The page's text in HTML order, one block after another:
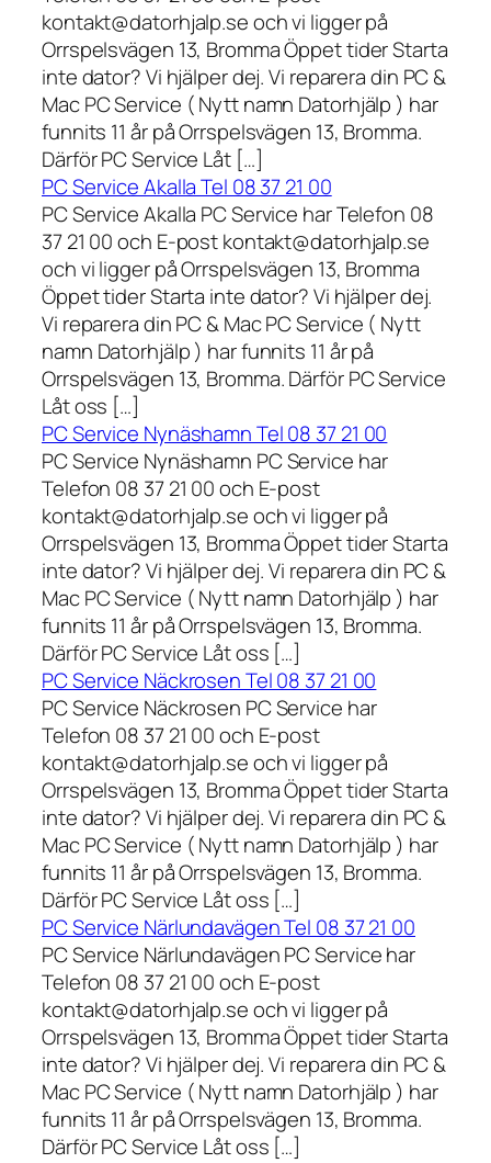
kontakt@datorhjalp.se och vi ligger på
Orrspelsvägen 13, Bromma Öppet tider Starta
inte dator? Vi hjälper dej. Vi reparera din PC &
Mac PC Service ( Nytt namn Datorhjälp ) har
funnits 11 år på Orrspelsvägen 13, Bromma.
Därför PC Service Låt […]
PC Service Akalla Tel 08 37 21 00
PC Service Akalla PC Service har Telefon 08
37 21 00 och E-post kontakt@datorhjalp.se
och vi ligger på Orrspelsvägen 13, Bromma
Öppet tider Starta inte dator? Vi hjälper dej.
Vi reparera din PC & Mac PC Service ( Nytt
namn Datorhjälp ) har funnits 11 år på
Orrspelsvägen 13, Bromma. Därför PC Service
Låt oss […]
PC Service Nynäshamn Tel 08 37 21 00
PC Service Nynäshamn PC Service har
Telefon 08 37 21 00 och E-post
kontakt@datorhjalp.se och vi ligger på
Orrspelsvägen 13, Bromma Öppet tider Starta
inte dator? Vi hjälper dej. Vi reparera din PC &
Mac PC Service ( Nytt namn Datorhjälp ) har
funnits 11 år på Orrspelsvägen 13, Bromma.
Därför PC Service Låt oss […]
PC Service Näckrosen Tel 08 37 21 00
PC Service Näckrosen PC Service har
Telefon 08 37 21 00 och E-post
kontakt@datorhjalp.se och vi ligger på
Orrspelsvägen 13, Bromma Öppet tider Starta
inte dator? Vi hjälper dej. Vi reparera din PC &
Mac PC Service ( Nytt namn Datorhjälp ) har
funnits 11 år på Orrspelsvägen 13, Bromma.
Därför PC Service Låt oss […]
PC Service Närlundavägen Tel 08 37 21 00
PC Service Närlundavägen PC Service har
Telefon 08 37 21 00 och E-post
kontakt@datorhjalp.se och vi ligger på
Orrspelsvägen 13, Bromma Öppet tider Starta
inte dator? Vi hjälper dej. Vi reparera din PC &
Mac PC Service ( Nytt namn Datorhjälp ) har
funnits 11 år på Orrspelsvägen 13, Bromma.
Därför PC Service Låt oss […]